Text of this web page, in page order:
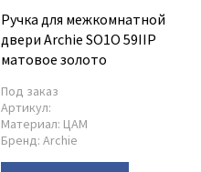
Ручка для межкомнатной
двери Archie SO1O 59IIP
матовое золото
Под заказ
Артикул:
Материал: ЦАМ
Бренд: Archie